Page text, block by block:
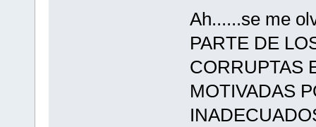
Ah......se me
PARTE DE
CORRUPTAS
MOTIVADAS